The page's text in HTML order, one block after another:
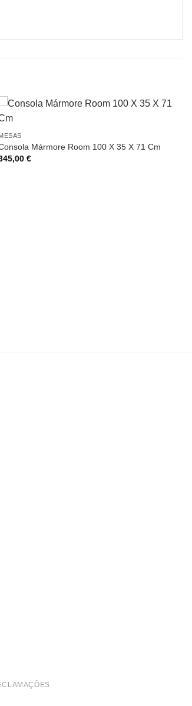
Mármore Room 100 X 35 X 71 Cm
€